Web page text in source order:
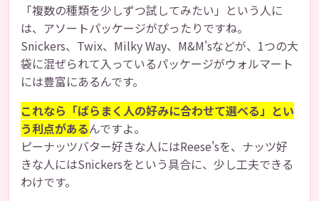
「複数の種類を少しずつ試してみたい」という人に
は、アソートパッケージがぴったりですね。
Snickers、Twix、Milky Way、M&M'sなどが、1つの大
袋に混ぜられて入っているパッケージがウォルマート
には豊富にあるんです。
これなら「ばらまく人の好みに合わせて選べる」とい
う利点があるんですよ。
ピーナッツバター好きな人にはReese'sを、ナッツ好
きな人にはSnickersをという具合に、少し工夫できる
わけです。